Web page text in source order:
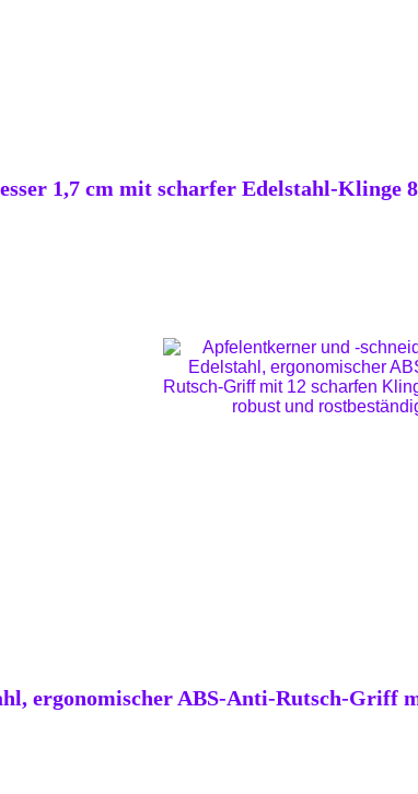
1,7 cm mit scharfer Edelstahl-
ergonomischer ABS-Anti-Rutsch-Griff